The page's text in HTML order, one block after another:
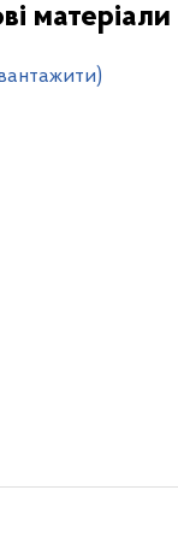
матеріали